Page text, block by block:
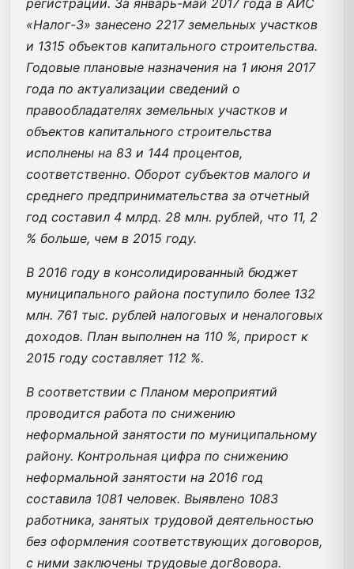
«Налог-3» занесено 2217 земельных участков
и 1315 объектов капитального строительства.
Годовые плановые назначения на 1 июня 2017
года по актуализации сведений о
правообладателях земельных участков и
объектов капитального строительства
исполнены на 83 и 144 процентов,
соответственно. Оборот субъектов малого и
среднего предпринимательства за отчетный
год составил 4 млрд. 28 млн. рублей, что 11, 2
% больше, чем в 2015 году.
В 2016 году в консолидированный бюджет
муниципального района поступило более 132
млн. 761 тыс. рублей налоговых и неналоговых
доходов. План выполнен на 110 %, прирост к
2015 году составляет 112 %.
В соответствии с Планом мероприятий
проводится работа по снижению
неформальной занятости по муниципальному
району. Контрольная цифра по снижению
неформальной занятости на 2016 год
составила 1081 человек. Выявлено 1083
работника, занятых трудовой деятельностью
без оформления соответствующих договоров,
с ними заключены трудовые дог8овора.